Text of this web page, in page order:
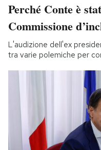
Perché Conte è
Commissione
L'audizione dell'ex
tra varie polemiche per